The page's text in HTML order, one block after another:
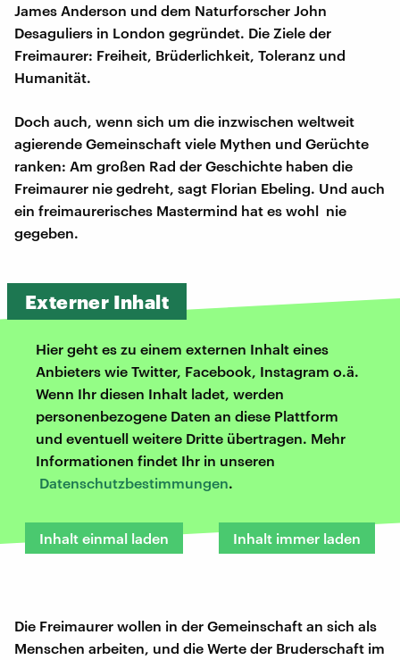
James Anderson und dem Naturforscher John
Desaguliers in London gegründet. Die Ziele der
Freimaurer: Freiheit, Brüderlichkeit, Toleranz und
Humanität.
Doch auch, wenn sich um die inzwischen weltweit
agierende Gemeinschaft viele Mythen und Gerüchte
ranken: Am großen Rad der Geschichte haben die
Freimaurer nie gedreht, sagt Florian Ebeling. Und auch
ein freimaurerisches Mastermind hat es wohl nie
gegeben.
Externer Inhalt
Hier geht es zu einem externen Inhalt eines
Anbieters wie Twitter, Facebook, Instagram o.ä.
Wenn Ihr diesen Inhalt ladet, werden
personenbezogene Daten an diese Plattform
und eventuell weitere Dritte übertragen. Mehr
Informationen findet Ihr in unseren
Datenschutzbestimmungen.
Inhalt einmal laden Inhalt immer laden
Die Freimaurer wollen in der Gemeinschaft an sich als
Menschen arbeiten, und die Werte der Bruderschaft im